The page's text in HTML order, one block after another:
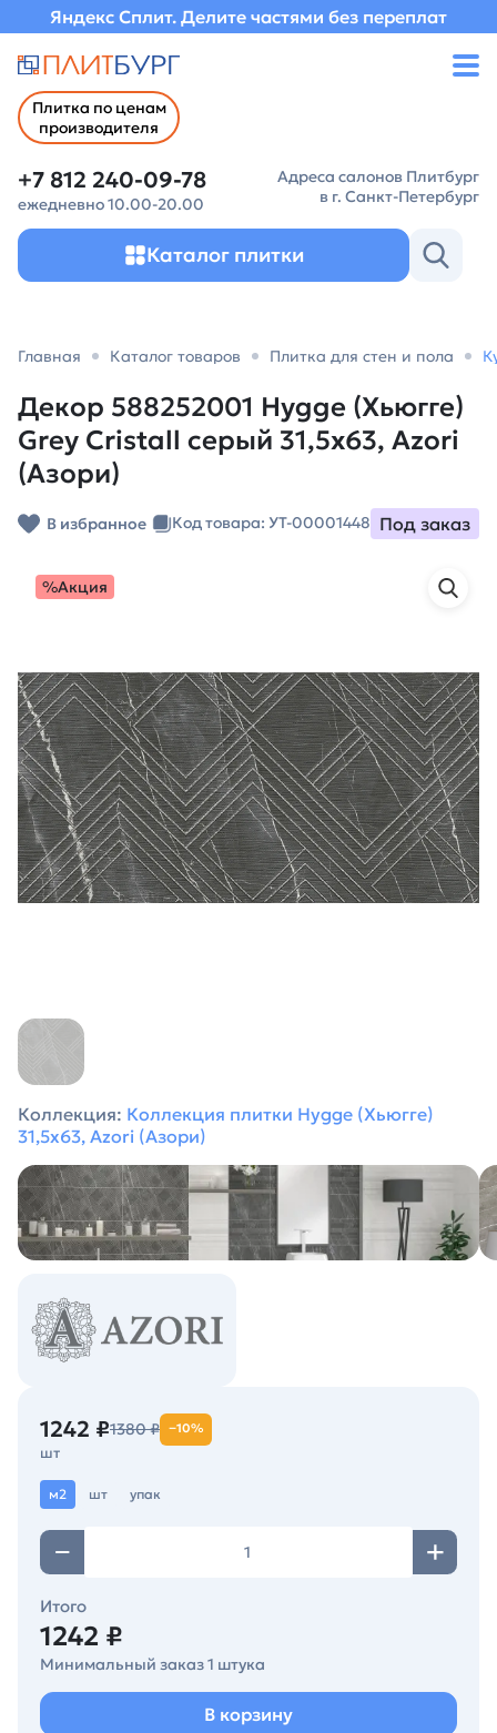
Яндекс Сплит. Делите частями без переплат
Плитка по ценам
производителя
+7 812 240-09-78
ежедневно 10.00-20.00
Адреса салонов Плитбург
в г. Санкт-Петербург
Каталог плитки
Главная Каталог товаров Плитка для стен и пола
Декор 588252001 Hygge (Хьюгге)
Grey Cristall серый 31,5х63, Azori
(Азори)
В избранное Код товара: УТ-00001448 Под заказ
%Акция
Коллекция: Коллекция плитки Hygge (Хьюгге)
31,5х63, Azori (Азори)
1242 ₽1380 ₽
шт
−10%
м2 шт упак
Итого
1242 ₽
Минимальный заказ 1 штука
В корзину